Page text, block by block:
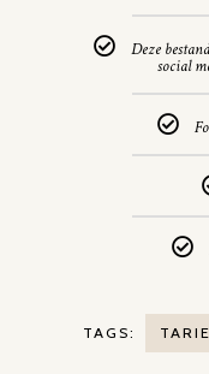
Deze
social
TAGS: